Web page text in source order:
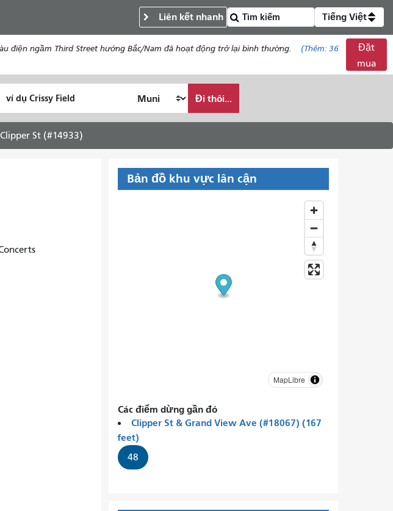
Liên kết nhanh Tiếng Việt
điện ngầm Third Street hướng Bắc/Nam đã hoạt động trở lại bình thường. (Thêm: 36
Đặt
mua
thúc
muốn
đi
du
Đi thôi...
St (#14933)
Bản đồ khu vực lân cận
MapLibre
Các điểm dừng gần đó
Clipper St & Grand View Ave (#18067) (167
feet)
48